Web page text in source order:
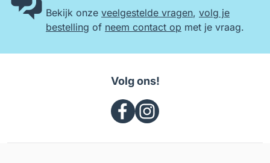
Bekijk onze veelgestelde vragen, volg je
bestelling of neem contact op met je vraag.
Volg ons!